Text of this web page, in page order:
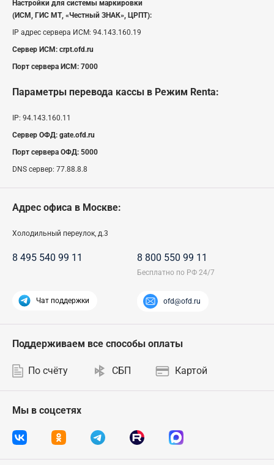
Настройки для системы маркировки
(ИСМ, ГИС МТ, «Честный ЗНАК», ЦРПТ):
IP адрес сервера ИСМ: 94.143.160.19
Сервер ИСМ: crpt.ofd.ru
Порт сервера ИСМ: 7000
Параметры перевода кассы в Режим Renta:
IP: 94.143.160.11
Сервер ОФД: gate.ofd.ru
Порт сервера ОФД: 5000
DNS сервер: 77.88.8.8
Адрес офиса в Москве:
Холодильный переулок, д.3
8 495 540 99 11 8 800 550 99 11
Чат поддержки ofd@ofd.ru
Мы в соцсетях
Поддерживаем все способы оплаты
По счёту СБП Картой